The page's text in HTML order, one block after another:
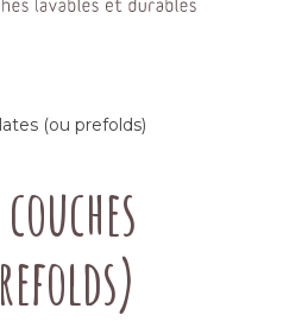
(ou prefolds)